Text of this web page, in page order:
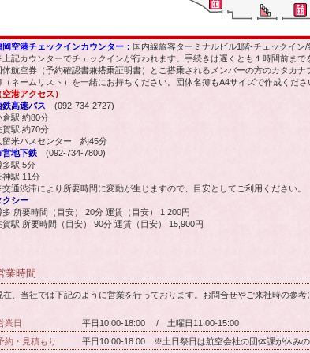
岡空港チェックインカウンター： 国内線旅客ターミナルビル1階-チェックイン/
記カウンターでチェックインが行われます。手続きは遅くとも１時間前ま
体航空券（予約確認書兼搭乗証明書）とご搭乗されるメンバーの方のカタカ
（ネームリスト）を一緒にお持ちください。団体名簿もA4サイズで作成くださ
空港アクセス）
鉄高速バス (092-734-2727)
倉駅 約80分
賀駅 約70分
留米バスセンター 約45分
営地下鉄(092-734-7800)
多駅 5分
神駅 11分
通渋滞により所要時間に変動が生じますので、目安としてご利用ください。
クシー
多 所要時間（目安） 20分 運賃（目安） 1,200円
賀駅 所要時間（目安） 90分 運賃（目安） 15,900円
業時間
在、当社では下記のように営業を行っております。お問合せやご来社時の参考
業日
平日10:00-18:00 / 土曜日11:00-15:00
約・見積もり
平日10:00-18:00 ※土日祭日は航空会社の団体課が休み